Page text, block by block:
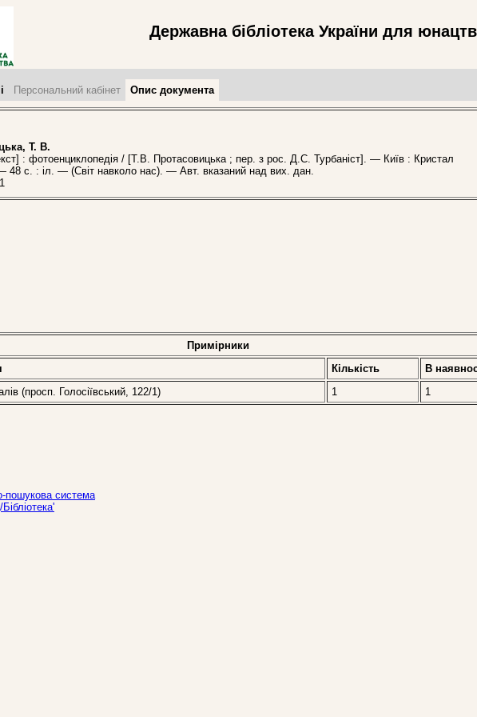
Державна бібліотека України для
Персональний кабінет Опис документа
Т. В.
: фотоенциклопедія / [Т.В. Протасовицька ; пер. з рос. Д.С. Турбаніст]. — Київ : Кристал
48 с. : іл. — (Світ навколо нас). — Авт. вказаний над вих. дан.
Примірники
Кількість
В
(просп. Голосіївський, 122/1)
1 1
пошукова система